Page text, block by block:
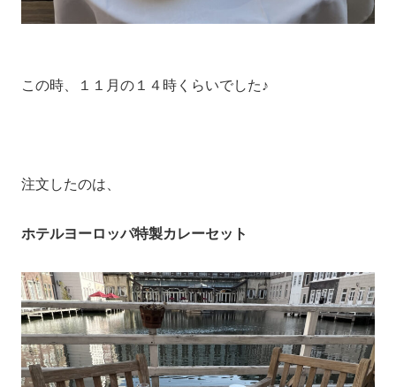
この時、１１月の１４時くらいでした♪
注文したのは、
ホテルヨーロッパ特製カレーセット